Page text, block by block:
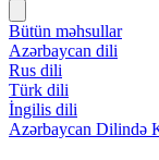
Bütün məhsullar
Azərbaycan dili
Rus dili
Türk dili
İngilis dili
Azərbaycan Dilində